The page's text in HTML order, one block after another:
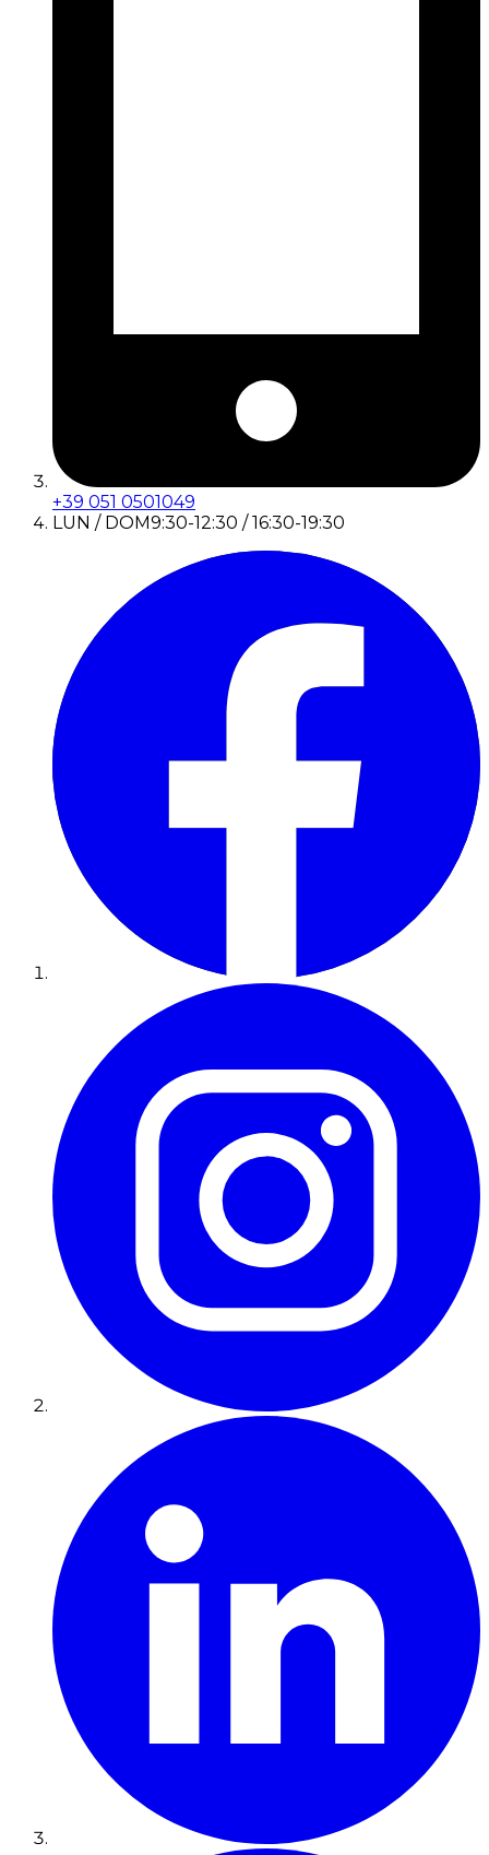
+39 051 0501049
LUN / DOM9:30-12:30 / 16:30-19:30